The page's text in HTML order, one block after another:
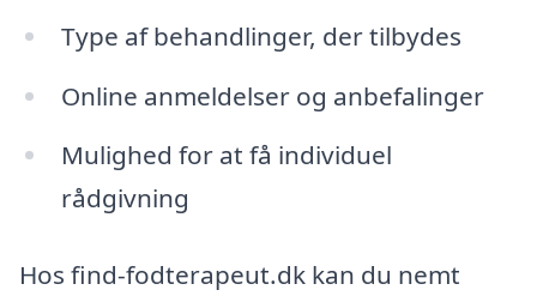
Type af behandlinger, der tilbydes
Online anmeldelser og anbefalinger
Mulighed for at få individuel
rådgivning
Hos find-fodterapeut.dk kan du nemt